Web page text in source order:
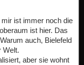
ist immer noch die
ist hier. Das
auch, Bielefeld
Welt.
aber sie wohnt